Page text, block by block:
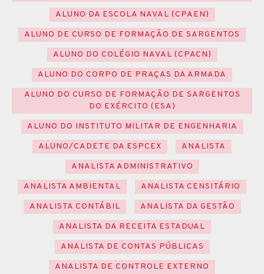
ALUNO DA ESCOLA NAVAL (CPAEN)
ALUNO DE CURSO DE FORMAÇÃO DE SARGENTOS
ALUNO DO COLÉGIO NAVAL (CPACN)
ALUNO DO CORPO DE PRAÇAS DA ARMADA
ALUNO DO CURSO DE FORMAÇÃO DE SARGENTOS
DO EXÉRCITO (ESA)
ALUNO DO INSTITUTO MILITAR DE ENGENHARIA
ALUNO/CADETE DA ESPCEX
ANALISTA
ANALISTA ADMINISTRATIVO
ANALISTA AMBIENTAL
ANALISTA CENSITÁRIO
ANALISTA CONTÁBIL
ANALISTA DA GESTÃO
ANALISTA DA RECEITA ESTADUAL
ANALISTA DE CONTAS PÚBLICAS
ANALISTA DE CONTROLE EXTERNO